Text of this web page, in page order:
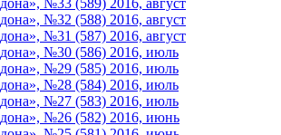
№32 (588) 2016, август
№31 (587) 2016, август
№30 (586) 2016, июль
№29 (585) 2016, июль
№28 (584) 2016, июль
№27 (583) 2016, июль
№26 (582) 2016, июнь